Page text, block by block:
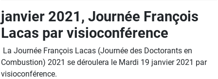
janvier 2021, Journée François
Lacas par visioconférence
La Journée François Lacas (Journée des Doctorants en
Combustion) 2021 se déroulera le Mardi 19 janvier 2021 par
visioconférence.